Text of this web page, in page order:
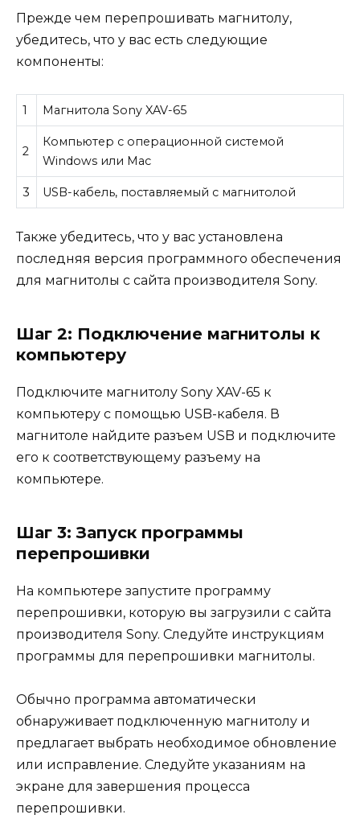
Прежде чем перепрошивать магнитолу,
убедитесь, что у вас есть следующие
компоненты:
1 Магнитола Sony XAV-65
2
Компьютер с операционной системой
Windows или Mac
3 USB-кабель, поставляемый с магнитолой
Также убедитесь, что у вас установлена
последняя версия программного обеспечения
для магнитолы с сайта производителя Sony.
Шаг 2: Подключение магнитолы к
компьютеру
Подключите магнитолу Sony XAV-65 к
компьютеру с помощью USB-кабеля. В
магнитоле найдите разъем USB и подключите
его к соответствующему разъему на
компьютере.
Шаг 3: Запуск программы
перепрошивки
На компьютере запустите программу
перепрошивки, которую вы загрузили с сайта
производителя Sony. Следуйте инструкциям
программы для перепрошивки магнитолы.
Обычно программа автоматически
обнаруживает подключенную магнитолу и
предлагает выбрать необходимое обновление
или исправление. Следуйте указаниям на
экране для завершения процесса
перепрошивки.